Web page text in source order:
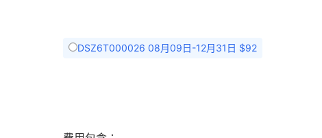
DSZ6T000026 08月09日-12月31日 $92